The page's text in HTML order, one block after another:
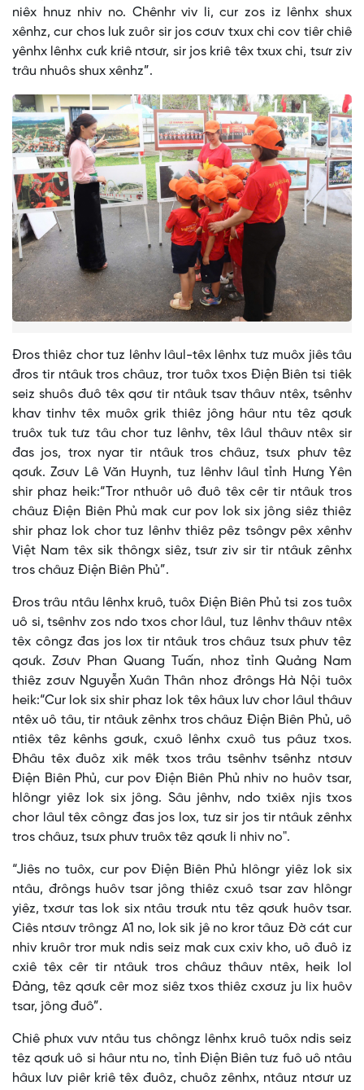
niêx hnuz nhiv no. Chênhr viv li, cur zos iz lênhx shux
xênhz, cur chos luk zuôr sir jos cơưv txux chi cov tiêr chiê
yênhx lênhx cưk kriê ntơưr, sir jos kriê têx txux chi, tsưr ziv
trâu nhuôs shux xênhz”.
Đros thiêz chor tuz lênhv lâul-têx lênhx tưz muôx jiês tâu
đros tir ntâuk tros châuz, tror tuôx txos Điện Biên tsi tiêk
seiz shuôs đuô têx qơư tir ntâuk tsav thâuv ntêx, tsênhv
khav tinhv têx muôx grik thiêz jông hâur ntu têz qơưk
truôx tuk tưz tâu chor tuz lênhv, têx lâul thâuv ntêx sir
đas jos, trox nyar tir ntâuk tros châuz, tsưx phưv têz
qơưk. Zơưv Lê Văn Huynh, tuz lênhv lâul tỉnh Hưng Yên
shir phaz heik:“Tror nthuôr uô đuô têx cêr tir ntâuk tros
châuz Điện Biên Phủ mak cur pov lok six jông siêz thiêz
shir phaz lok chor tuz lênhv thiêz pêz tsôngv pêx xênhv
Việt Nam têx sik thôngx siêz, tsưr ziv sir tir ntâuk zênhx
tros châuz Điện Biên Phủ”.
Đros trâu ntâu lênhx kruô, tuôx Điện Biên Phủ tsi zos tuôx
uô si, tsênhv zos ndo txos chor lâul, tuz lênhv thâuv ntêx
têx côngz đas jos lox tir ntâuk tros châuz tsưx phưv têz
qơưk. Zơưv Phan Quang Tuấn, nhoz tỉnh Quảng Nam
thiêz zơưv Nguyễn Xuân Thân nhoz đrôngs Hà Nội tuôx
heik:“Cur lok six shir phaz lok têx hâux lưv chor lâul thâuv
ntêx uô tâu, tir ntâuk zênhx tros châuz Điện Biên Phủ, uô
ntiêx têz kênhs gơưk, cxuô lênhx cxuô tus pâuz txos.
Đhâu têx đuôz xik mêk txos trâu tsênhv tsênhz ntơưv
Điện Biên Phủ, cur pov Điện Biên Phủ nhiv no huôv tsar,
hlôngr yiêz lok six jông. Sâu jênhv, ndo txiêx njis txos
chor lâul têx côngz đas jos lox, tưz sir jos tir ntâuk zênhx
tros châuz, tsưx phưv truôx têz qơưk li nhiv no".
“Jiês no tuôx, cur pov Điện Biên Phủ hlôngr yiêz lok six
ntâu, đrôngs huôv tsar jông thiêz cxuô tsar zav hlôngr
yiêz, txơưr tas lok six ntâu trơưk ntu têz qơưk huôv tsar.
Ciês ntơưv trôngz A1 no, lok sik jê no kror tâuz Đờ cát cur
nhiv kruôr tror muk ndis seiz mak cux cxiv kho, uô đuô iz
cxiê têx cêr tir ntâuk tros châuz thâuv ntêx, heik lol
Đảng, têz qơưk cêr moz siêz txos thiêz cxơưz ju lix huôv
tsar, jông đuô”.
Chiê phưx vưv ntâu tus chôngz lênhx kruô tuôx ndis seiz
têz qơưk uô si hâur ntu no, tỉnh Điện Biên tưz fuô uô ntâu
hâux lưv piêr kriê têx đuôz, chuôz zênhx, ntâuz ntơưr uz